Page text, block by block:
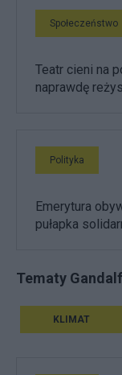
Społeczeństwo
Teatr cieni na
naprawdę
Polityka
Emerytura
pułapka
Tematy
KLIMAT